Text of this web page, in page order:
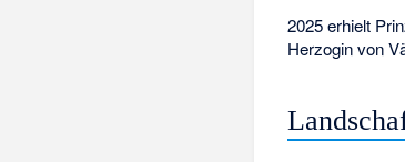
2025 erhielt
Herzogin von